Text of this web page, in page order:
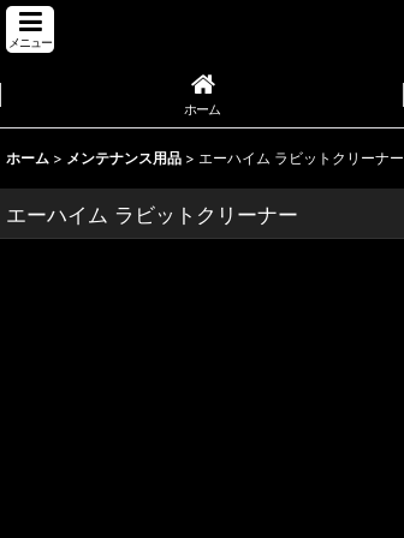
メニュー
ホーム
ホーム > メンテナンス用品 > エーハイム ラビットクリーナー
エーハイム ラビットクリーナー